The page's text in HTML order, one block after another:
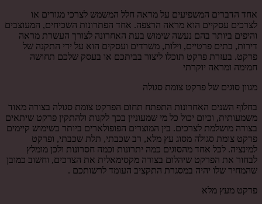
אחד הדברים המשפיעים על מראה חלל המשמש לצרכי מגורים או
לצרכים עסקיים הוא מראה הרצפה. אחד הפתרונות השכיחים, המעוצבים
והיפים ביותר בהם נעשה שימוש בעת האחרונה לצורך העשרת מראה
דירות, בתים פרטיים, וילות, משרדים ועסקים הוא על ידי התקנה של
פרקט. בעזרת פרקט תוכלו ליצור בביתכם או בעסק שלכם תחושה
חמימה ומראה יוקרתי
מגוון סוגים של פרקט צומת סגולה
בחלוף השנים האחרונות התפתח תחום הפרקט צומת סגולה בצורה מאוד
משמעותית, וכיום יכול כל מי שמעוניין בכך לקנות ולהתקין פרקט שיתאים
בצורה מושלמת לצרכים. בין המוצרים הפופולארים ביותר בשימוש קיימים
פרקט צומת סגולה מסוג עץ מלא, רב שכבתי, תלת שכבתי, ופרקט
למינציה. לכל אחד מהסוגים כמה יתרונות וכמה חסרונות ולכן מומלץ
לבחור את הפרקט שיהלום בצורה מקסימאלית את הצרכים, וחשוב כמובן
שהמחיר שלו יהיה במסגרת התקציב העומד לרשותכם .
פרקט מעץ מלא